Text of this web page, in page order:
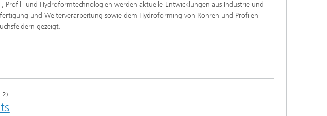
Profil- und Hydroformtechnologien werden aktuelle Entwicklungen aus Industrie und
und Weiterverarbeitung sowie dem Hydroforming von Rohren und Profilen
gezeigt.
2)